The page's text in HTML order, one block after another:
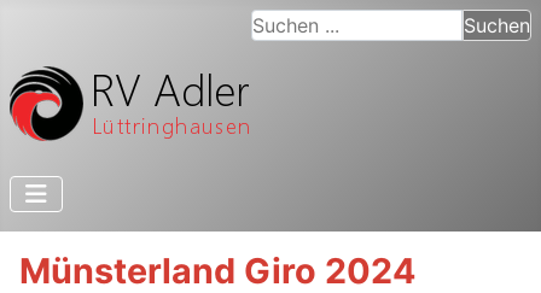
Suchen ... Suchen
Münsterland Giro 2024